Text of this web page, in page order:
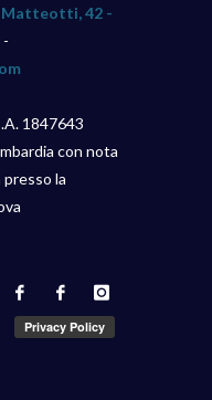
Matteotti, 42 -
-
1847643
con nota
la